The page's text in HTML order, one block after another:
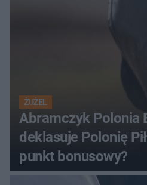
ŻUŻEL
Abramczyk Polonia
deklasuje Polonię
punkt bonusowy?